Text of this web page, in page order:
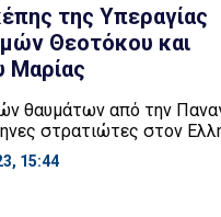
της Υπεραγίας
Θεοτόκου και
Μαρίας
θαυμάτων από την
στρατιώτες στον
Ιερά Συνοδός της
της το 1952,
15:44